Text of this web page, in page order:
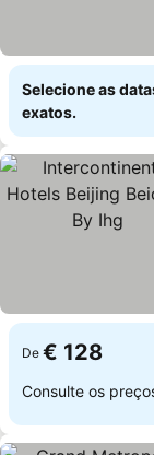
Selecione as
exatos.
De € 128
Consulte os